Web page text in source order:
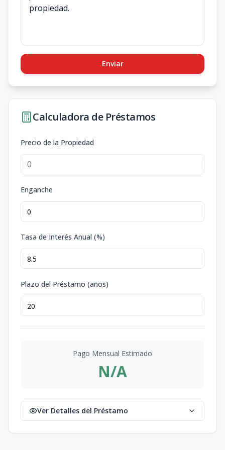
Enviar
Calculadora de Préstamos
Precio de la Propiedad
Enganche
Tasa de Interés Anual (%)
Plazo del Préstamo (años)
Pago Mensual Estimado
N/A
Ver Detalles del Préstamo